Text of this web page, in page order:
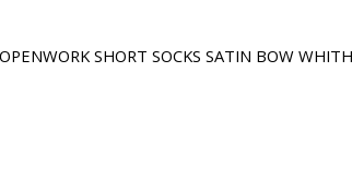
SHORT SOCKS SATIN BOW WHITH